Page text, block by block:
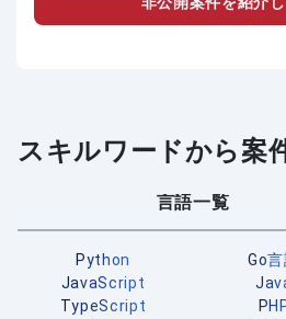
スキルワードから案
言語一覧
Python
Go
JavaScript
TypeScript